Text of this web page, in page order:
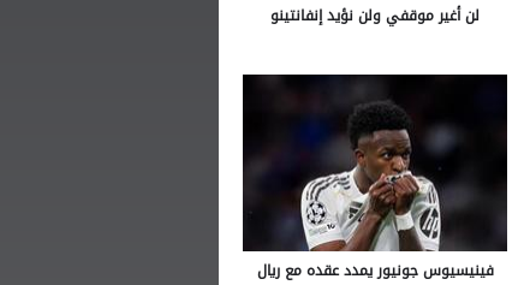
لن أغير موقفي ولن نؤيد إنفانتينو
فينيسيوس جونيور يمدد عقده مع ريال